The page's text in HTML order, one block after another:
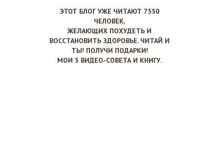
ЭТОТ БЛОГ УЖЕ ЧИТАЮТ 7550
ЧЕЛОВЕК,
ЖЕЛАЮЩИХ ПОХУДЕТЬ И
ВОССТАНОВИТЬ ЗДОРОВЬЕ. ЧИТАЙ И
ТЫ! ПОЛУЧИ ПОДАРКИ!
МОИ 3 ВИДЕО-СОВЕТА И КНИГУ.